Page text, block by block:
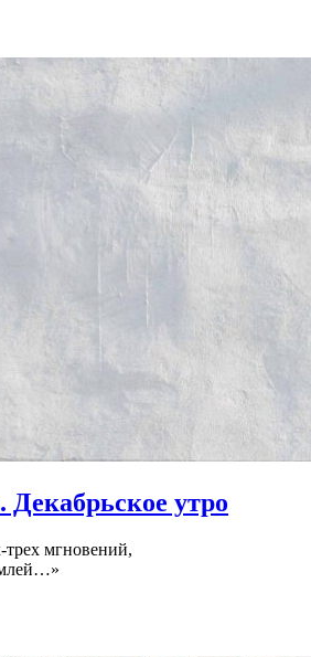
утро
мгновений,